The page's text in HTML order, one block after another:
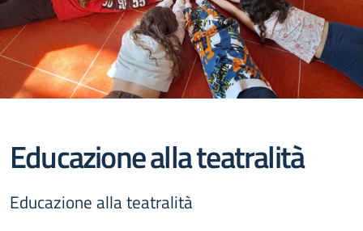
Educazione alla teatralità
Educazione alla teatralità